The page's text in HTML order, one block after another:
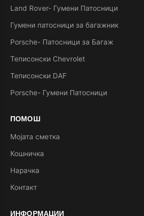
Land Rover- Гумени Патосници
Гумени патосници за багажник
Porsche- Патосници за Багаж
Теписонски Chevrolet
Теписонски DAF
Porsche- Гумени Патосници
ПОМОШ
Мојата сметка
Кошничка
Нарачка
Контакт
ИНФОРМАЦИИ